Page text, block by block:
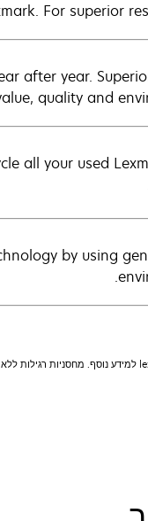
For superior
after year.
quality and
all your used
by using